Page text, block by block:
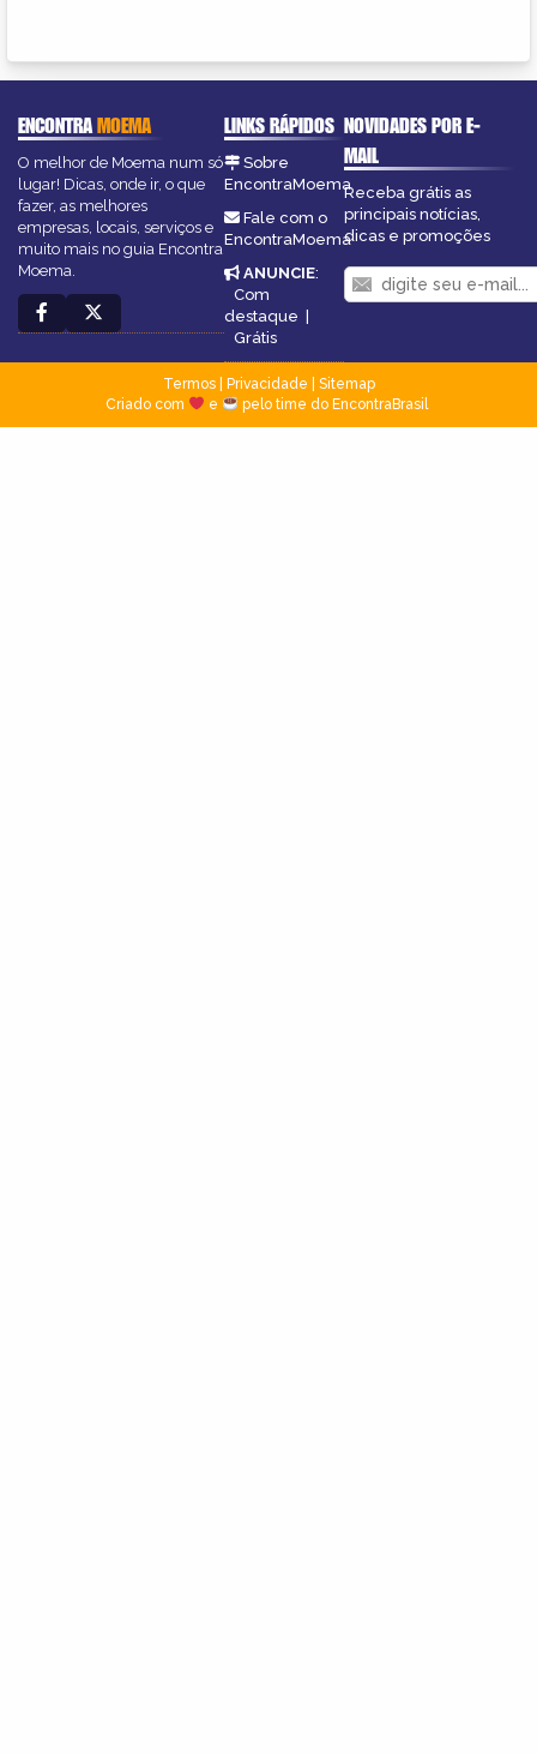
ENCONTRAMOEMA
O melhor de Moema num só
lugar! Dicas, onde ir, o que
fazer, as melhores
empresas, locais, serviços e
muito mais no guia Encontra
Moema.
LINKS RÁPIDOS
Sobre
EncontraMoema
Fale com o
EncontraMoema
ANUNCIE:
Com
destaque
Grátis
NOVIDADES POR E-
MAIL
Receba grátis as
principais notícias,
dicas e promoções
Termos| Privacidade
Sitemap
Criado com
e pelo time do EncontraBrasil